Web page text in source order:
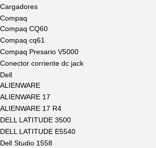
Cargadores
Compaq
Compaq CQ60
Compaq cq61
Compaq Presario V5000
Conector corriente dc jack
Dell
ALIENWARE
ALIENWARE 17
ALIENWARE 17 R4
DELL LATITUDE 3500
DELL LATITUDE E5540
Dell Studio 1558